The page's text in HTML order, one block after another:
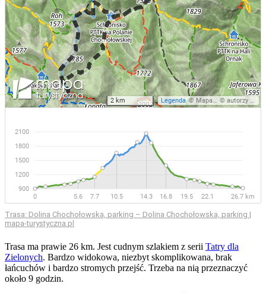
Trasa: Dolina Chochołowska, parking – Dolina Chochołowska, parking |
mapa-turystyczna.pl
Trasa ma prawie 26 km. Jest cudnym szlakiem z serii Tatry dla
Zielonych. Bardzo widokowa, niezbyt skomplikowana, brak
łańcuchów i bardzo stromych przejść. Trzeba na nią przeznaczyć
około 9 godzin.